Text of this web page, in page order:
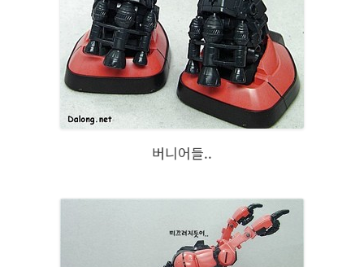
버니어들..